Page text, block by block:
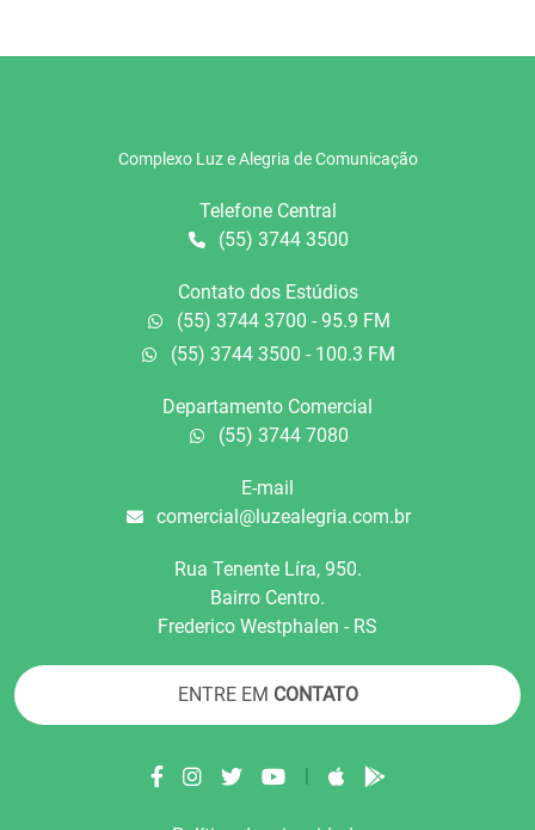
Complexo Luz e Alegria de Comunicação
Telefone Central
(55) 3744 3500
Contato dos Estúdios
(55) 3744 3700 - 95.9 FM
(55) 3744 3500 - 100.3 FM
Departamento Comercial
(55) 3744 7080
E-mail
comercial@luzealegria.com.br
Rua Tenente Líra, 950.
Bairro Centro.
Frederico Westphalen - RS
ENTRE EM CONTATO
|